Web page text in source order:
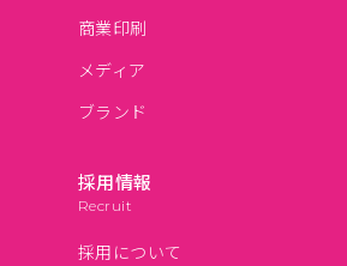
商業印刷
メディア
ブランド
採用情報
Recruit
採用について